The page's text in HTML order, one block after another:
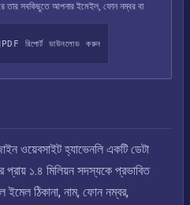
তার সবকিছুতে আপনার ইমেইল, ফোন নম্বর বা
PDF রিপোর্ট ডাউনলোড করুন
ওয়েবসাইট হ্যাভেনলি একটি ডেটা
প্রায় ১.৪ মিলিয়ন সদস্যকে প্রভাবিত
ইমেল ঠিকানা, নাম, ফোন নম্বর,